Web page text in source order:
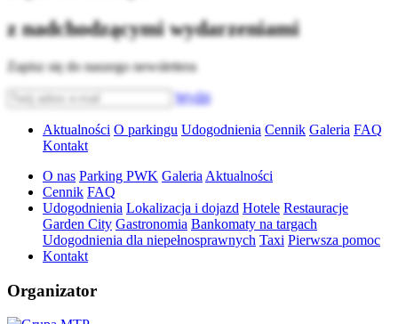
z nadchodzącymi wydarzeniami
Zapisz się do naszego newslettera
Wyślij
Aktualności O parkingu Udogodnienia Cennik Galeria FAQ
Kontakt
O nas Parking PWK Galeria Aktualności
Cennik FAQ
Udogodnienia Lokalizacja i dojazd Hotele Restauracje
Garden City Gastronomia Bankomaty na targach
Udogodnienia dla niepełnosprawnych Taxi Pierwsza pomoc
Kontakt
Organizator